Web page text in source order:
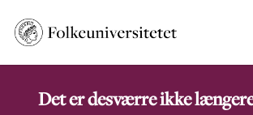
Det er desværre ikke